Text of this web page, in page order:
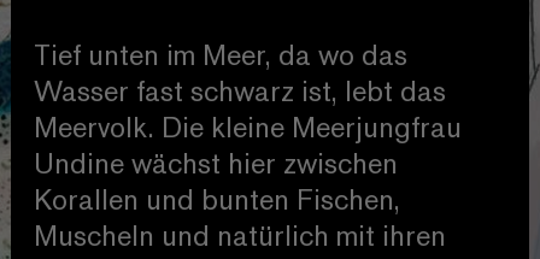
Tief unten im Meer, da wo das
Wasser fast schwarz ist, lebt das
Meervolk. Die kleine Meerjungfrau
Undine wächst hier zwischen
Korallen und bunten Fischen,
Muscheln und natürlich mit ihren